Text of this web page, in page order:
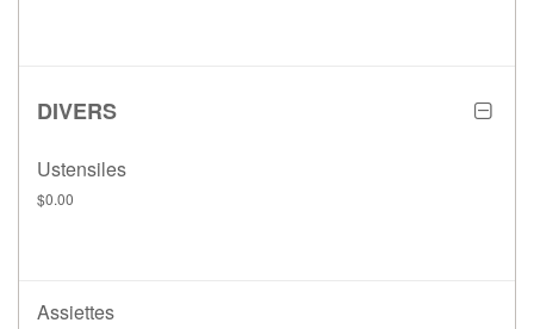
DIVERS
Ustensiles
$0.00
Assiettes